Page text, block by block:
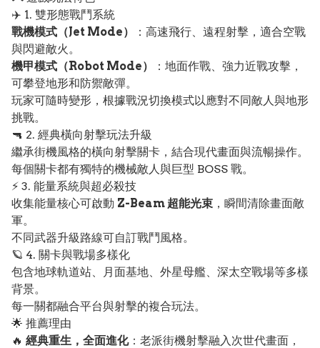
✈️ 1. 雙形態戰鬥系統
戰機模式（Jet Mode）
：高速飛行、遠程射擊，適合空戰
與閃避敵火。
機甲模式（Robot Mode）
：地面作戰、強力近戰攻擊，
可攀登地形和防禦敵彈。
玩家可隨時變形，根據戰況切換模式以應對不同敵人與地形
挑戰。
🔫 2. 經典橫向射擊玩法升級
繼承街機風格的橫向射擊關卡，結合現代畫面與流暢操作。
每個關卡都有獨特的機械敵人與巨型 BOSS 戰。
⚡ 3. 能量系統與超必殺技
收集能量核心可啟動 Z-Beam 超能光束 ，瞬間清除畫面敵
軍。
不同武器升級路線可自訂戰鬥風格。
🪐 4. 關卡與戰場多樣化
包含地球軌道站、月面基地、外星母艦、深太空戰場等多樣
背景。
每一關都融合平台與射擊的複合玩法。
🌟 推薦理由
🔥 經典重生，全面進化：老派街機射擊融入次世代畫面，